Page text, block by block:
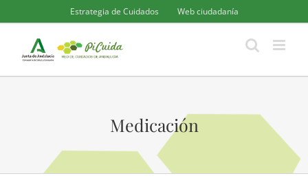
al
contenido
Estrategia de Cuidados Web ciudadanía
Medicación